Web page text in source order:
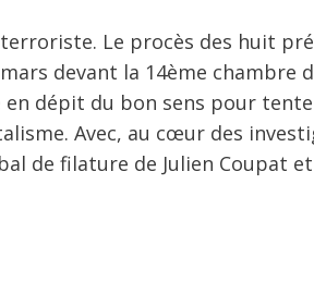
Le procès des huit
devant la 14ème chambre
en dépit du bon sens pour
Avec, au cœur des
de filature de Julien Coupat